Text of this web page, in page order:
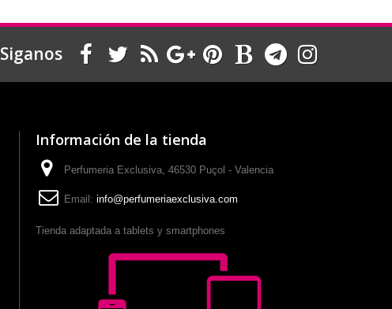
Siganos
Información de la tienda
Perfumeria Exclusiva, 46530 Puçol - Valencia
Email: info@perfumeriaexclusiva.com
Tienda adaptada a tablets y smartphones